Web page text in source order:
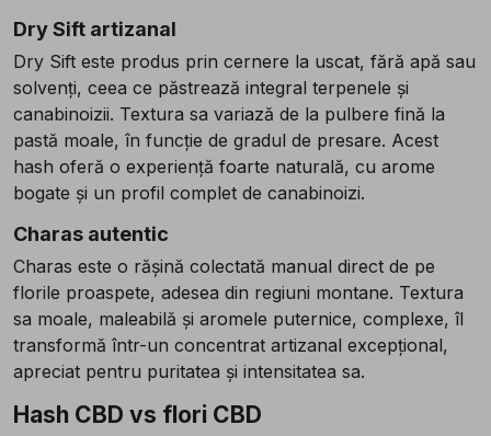
Dry Sift artizanal
Dry Sift este produs prin cernere la uscat, fără apă sau
solvenți, ceea ce păstrează integral terpenele și
canabinoizii. Textura sa variază de la pulbere fină la
pastă moale, în funcție de gradul de presare. Acest
hash oferă o experiență foarte naturală, cu arome
bogate și un profil complet de canabinoizi.
Charas autentic
Charas este o rășină colectată manual direct de pe
florile proaspete, adesea din regiuni montane. Textura
sa moale, maleabilă și aromele puternice, complexe, îl
transformă într-un concentrat artizanal excepțional,
apreciat pentru puritatea și intensitatea sa.
Hash CBD vs flori CBD